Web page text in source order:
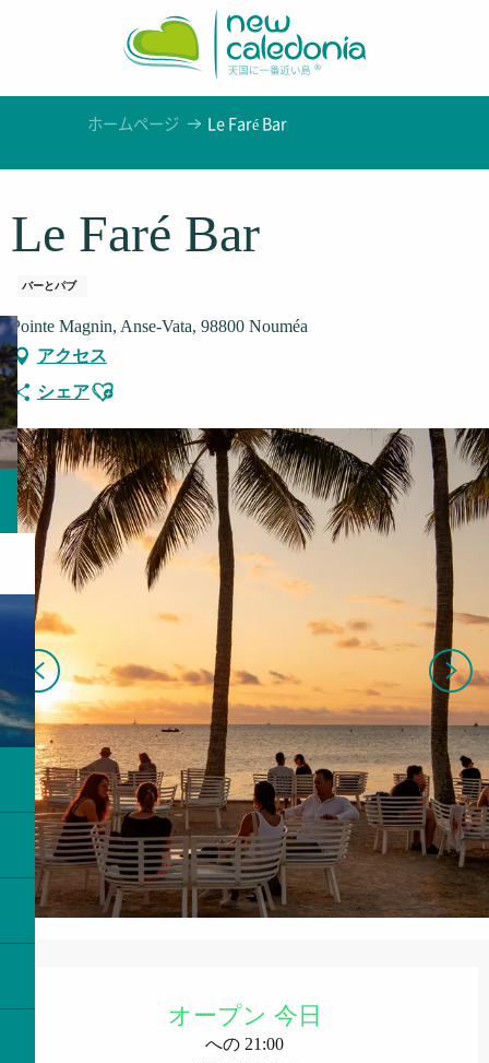
ホームページ Le Faré Bar
Le Faré Bar
バーとパブ
Pointe Magnin, Anse-Vata, 98800 Nouméa
アクセス
シェアAjouter aux favoris
オープン 今日
への 21:00